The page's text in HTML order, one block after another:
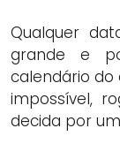
Qualquer
grande e
calendário do
impossível,
decida por